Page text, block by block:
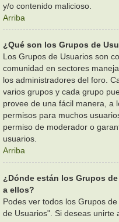
y/o contenido malicioso.
Arriba
¿Qué son los Grupos de
Los Grupos de Usuarios son
comunidad en sectores
los administradores del foro.
varios grupos y cada grupo
provee de una fácil manera, a
permisos para muchos
permiso de moderador o
usuarios.
Arriba
¿Dónde están los Grupos
a ellos?
Podes ver todos los Grupos
de Usuarios". Si deseas